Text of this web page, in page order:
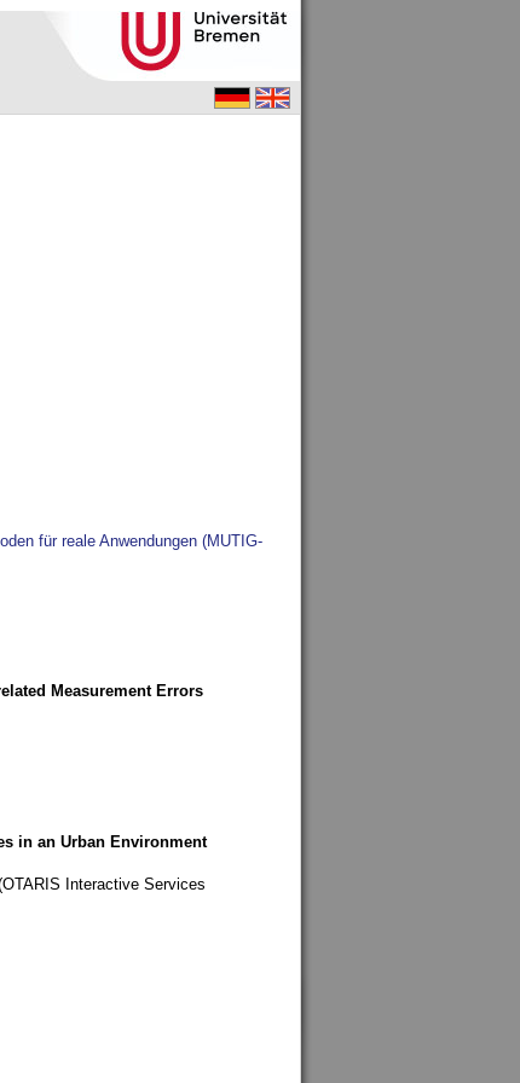
für reale Anwendungen (MUTIG-
Measurement Errors
in an Urban Environment
Interactive Services